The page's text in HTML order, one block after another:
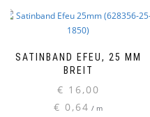
SATINBAND EFEU, 25 MM
BREIT
€ 16,00
€ 0,64 / m